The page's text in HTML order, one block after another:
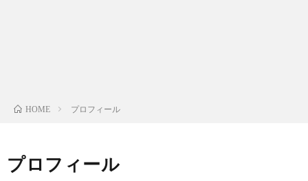
HOME プロフィール
プロフィール